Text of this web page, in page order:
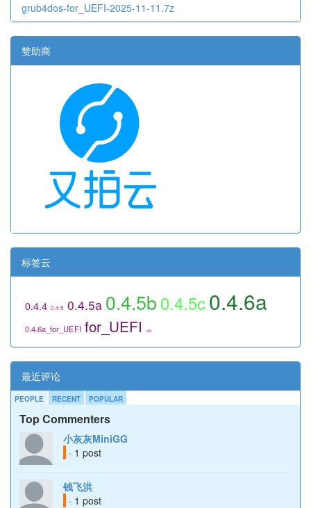
grub4dos-for_UEFI-2025-11-11.7z
赞助商
标签云
0.4.4 0.4.5 0.4.5a 0.4.5b 0.4.5c0.4.6a
0.4.6a_for_UEFI for_UEFI utils
最近评论
PEOPLE RECENT POPULAR
Top Commenters
小灰灰MiniGG
· 1 post
钱飞洪
· 1 post